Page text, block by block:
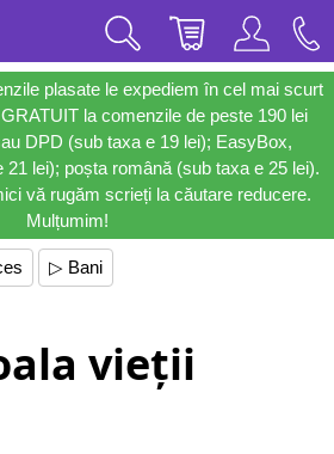
plasate le expediem în cel mai scurt
la comenzile de peste 190 lei
DPD (sub taxa e 19 lei); EasyBox,
lei); poșta română (sub taxa e 25 lei).
vă rugăm scrieți la căutare reducere.
Mulțumim!
▷ Bani
vieții